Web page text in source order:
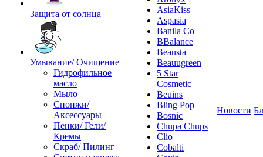
Защита от солнца
Умывание/ Очищение
Гидрофильное
масло
Мыло
Спонжи/
Аксессуары
Пенки/ Гели/
Кремы
Скраб/ Пилинг
AsiaKiss
Aspasia
Banila Co
BBalance
Beausta
Beauugreen
5 Star
Cosmetic
Beuins
Bling Pop
Bosnic
Chupa Chups
Clio
Cobalti
Новости